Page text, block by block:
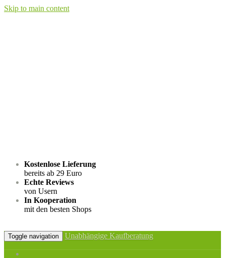
Skip to main content
Kostenlose Lieferung
bereits ab 29 Euro
Echte Reviews
von Usern
In Kooperation
mit den besten Shops
Toggle navigation Unabhängige Kaufberatung